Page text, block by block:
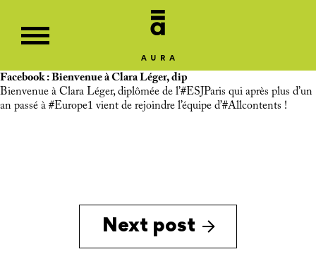
Facebook : Bienvenue à Clara Léger, dip
Bienvenue à Clara Léger, diplômée de l’#ESJParis qui après plus d’un
an passé à #Europe1 vient de rejoindre l’équipe d’#Allcontents !
Next post